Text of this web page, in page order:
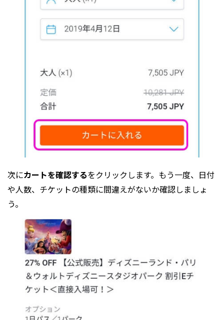
次にカートを確認するをクリックします。もう一度、日付
や人数、チケットの種類に間違えがないか確認しましょ
う。